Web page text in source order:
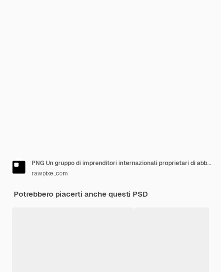
PNG Un gruppo di imprenditori internazionali proprietari di abbigliamento persone persona
rawpixel.com
Potrebbero piacerti anche questi PSD